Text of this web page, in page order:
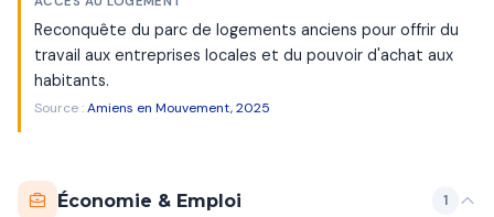
Reconquête du parc de logements anciens pour offrir du
travail aux entreprises locales et du pouvoir d'achat aux
habitants.
Source :Amiens en Mouvement, 2025
Économie & Emploi 1